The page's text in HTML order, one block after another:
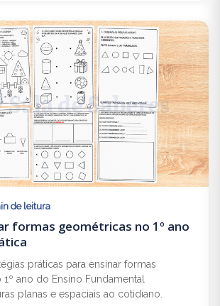
de leitura
formas geométricas no 1º ano
práticas para ensinar formas
ano do Ensino Fundamental
planas e espaciais ao cotidiano.